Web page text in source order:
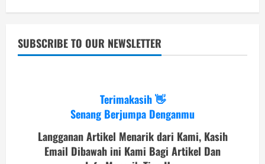
SUBSCRIBE TO OUR NEWSLETTER
Terimakasih 👋
Senang Berjumpa Denganmu
Langganan Artikel Menarik dari Kami, Kasih
Email Dibawah ini Kami Bagi Artikel Dan